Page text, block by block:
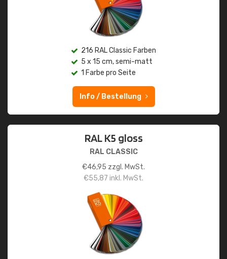
216 RAL Classic Farben
5 x 15 cm, semi-matt
1 Farbe pro Seite
Info / Bestellung
RAL K5 gloss
RAL CLASSIC
€46,95 zzgl. MwSt.
€55,87 inkl. MwSt.